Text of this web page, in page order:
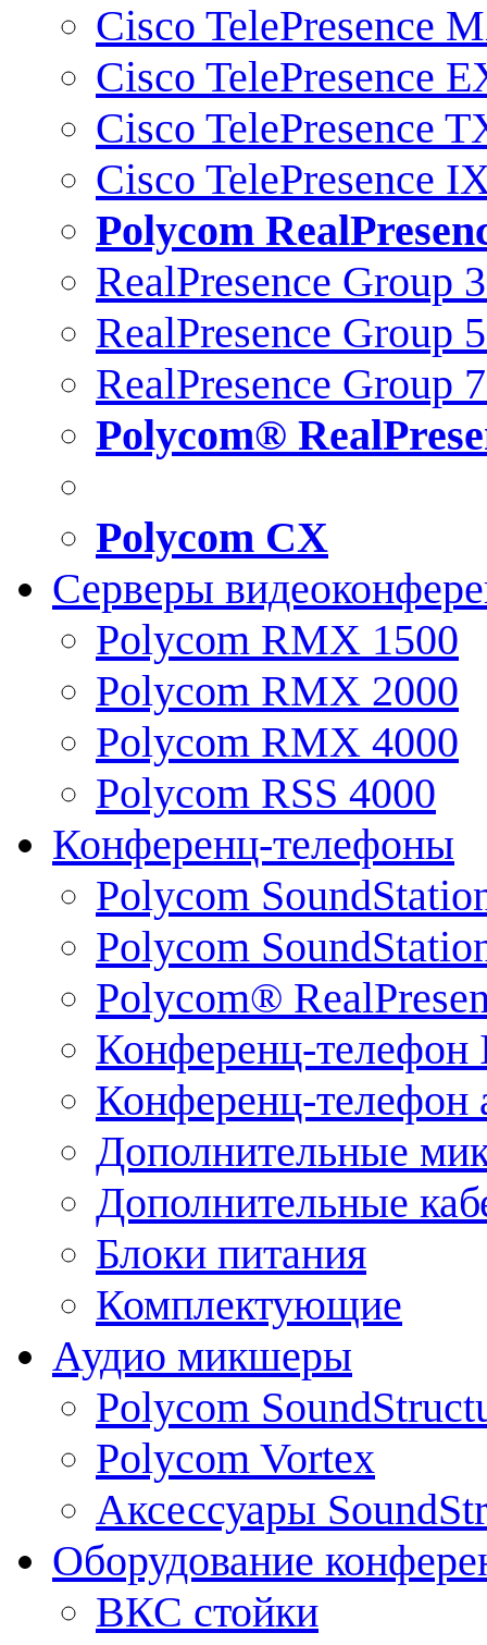
Cisco TelePresence
Cisco TelePresence
Cisco TelePresence
Cisco TelePresence
Polycom
RealPresence Group
RealPresence Group
RealPresence Group
Polycom®
Polycom CX
Серверы
Polycom RMX 1500
Polycom RMX 2000
Polycom RMX 4000
Polycom RSS 4000
Конференц-телефоны
Polycom
Polycom
Polycom®
Конференц-телефон
Конференц-телефон
Дополнительные
Дополнительные
Блоки питания
Комплектующие
Аудио микшеры
Polycom
Polycom Vortex
Аксессуары
Оборудование
ВКС стойки